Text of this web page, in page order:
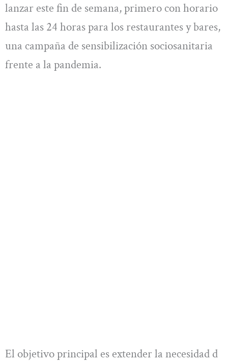
lanzar este fin de semana, primero con horario
hasta las 24 horas para los restaurantes y bares,
una campaña de sensibilización sociosanitaria
frente a la pandemia.
El objetivo principal es extender la necesidad d